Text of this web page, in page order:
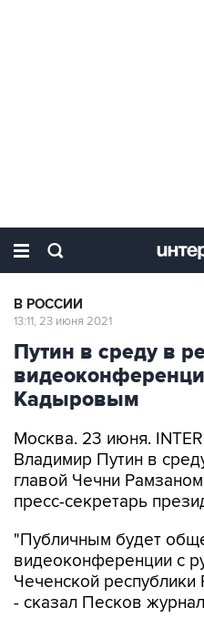
В РОССИИ
13:11, 23 июня 2021
Путин в среду в
Кадыровым
Москва. 23 июня.
Владимир Путин в
главой Чечни
пресс-секретарь
"Публичным будет
видеоконференции с
Чеченской
- сказал Песков